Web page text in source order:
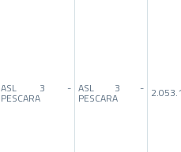
ASL 3 -
PESCARA
ASL 3 -
PESCARA